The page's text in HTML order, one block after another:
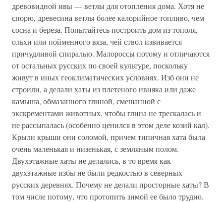
древовидной ивы — ветлы для отопления дома. Хотя не
спорю, древесина ветлы более калорийное топливо, чем
сосна и береза. Попытайтесь построить дом из тополя,
ольхи или пойменного вяза, чей ствол извивается
причудливой спиралью. Малороссы потому и отличаются
от остальных русских по своей культуре, поскольку
живут в иных геоклиматических условиях. Изб они не
строили, а делали хаты из плетеного ивняка или даже
камыша, обмазанного глиной, смешанной с
экскрементами животных, чтобы глина не трескалась и
не рассыпалась (особенно ценился в этом деле козий кал).
Крыли крыши они соломой, причем типичная хата была
очень маленькая и низенькая, с земляным полом.
Двухэтажные хаты не делались, в то время как
двухэтажные избы не были редкостью в северных
русских деревнях. Почему не делали просторные хаты? В
том числе потому, что протопить зимой ее было трудно.